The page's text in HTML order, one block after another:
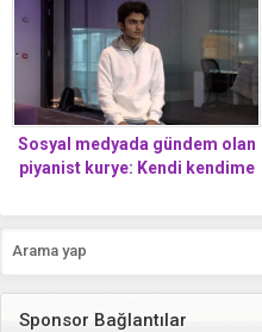
Sosyal medyada gündem olan
piyanist kurye: Kendi kendime
Sponsor Bağlantılar